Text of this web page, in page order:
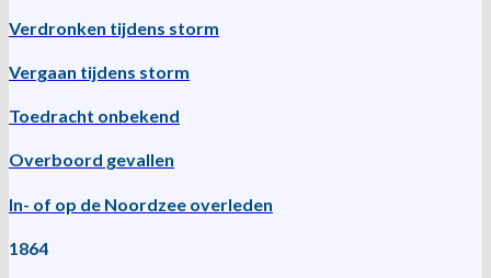
Verdronken tijdens storm
Vergaan tijdens storm
Toedracht onbekend
Overboord gevallen
In- of op de Noordzee overleden
1864